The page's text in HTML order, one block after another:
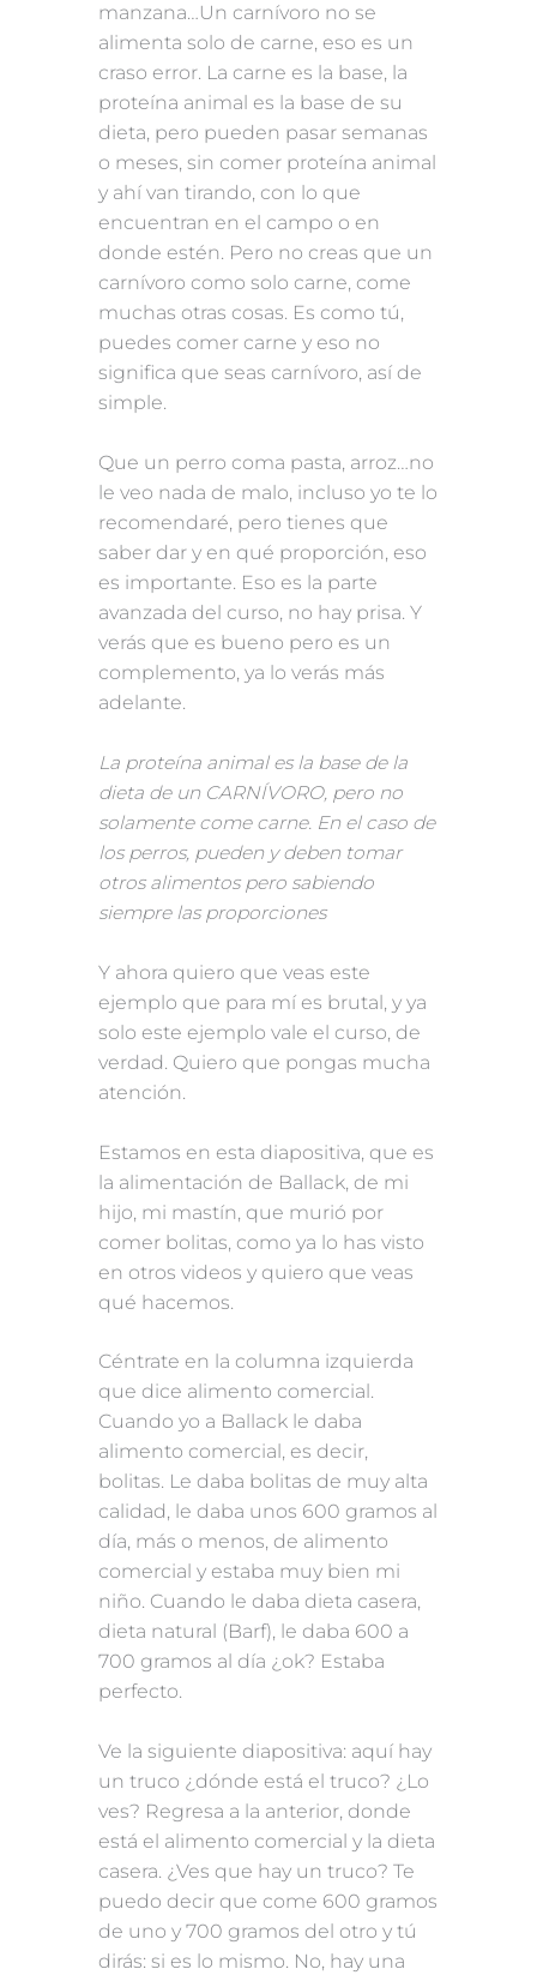
manzana…Un carnívoro no se
alimenta solo de carne, eso es un
craso error. La carne es la base, la
proteína animal es la base de su
dieta, pero pueden pasar semanas
o meses, sin comer proteína animal
y ahí van tirando, con lo que
encuentran en el campo o en
donde estén. Pero no creas que un
carnívoro como solo carne, come
muchas otras cosas. Es como tú,
puedes comer carne y eso no
significa que seas carnívoro, así de
simple.
Que un perro coma pasta, arroz…no
le veo nada de malo, incluso yo te lo
recomendaré, pero tienes que
saber dar y en qué proporción, eso
es importante. Eso es la parte
avanzada del curso, no hay prisa. Y
verás que es bueno pero es un
complemento, ya lo verás más
adelante.
La proteína animal es la base de la
dieta de un CARNÍVORO, pero no
solamente come carne. En el caso de
los perros, pueden y deben tomar
otros alimentos pero sabiendo
siempre las proporciones
Y ahora quiero que veas este
ejemplo que para mí es brutal, y ya
solo este ejemplo vale el curso, de
verdad. Quiero que pongas mucha
atención.
Estamos en esta diapositiva, que es
la alimentación de Ballack, de mi
hijo, mi mastín, que murió por
comer bolitas, como ya lo has visto
en otros videos y quiero que veas
qué hacemos.
Céntrate en la columna izquierda
que dice alimento comercial.
Cuando yo a Ballack le daba
alimento comercial, es decir,
bolitas. Le daba bolitas de muy alta
calidad, le daba unos 600 gramos al
día, más o menos, de alimento
comercial y estaba muy bien mi
niño. Cuando le daba dieta casera,
dieta natural (Barf), le daba 600 a
700 gramos al día ¿ok? Estaba
perfecto.
Ve la siguiente diapositiva: aquí hay
un truco ¿dónde está el truco? ¿Lo
ves? Regresa a la anterior, donde
está el alimento comercial y la dieta
casera. ¿Ves que hay un truco? Te
puedo decir que come 600 gramos
de uno y 700 gramos del otro y tú
dirás: si es lo mismo. No, hay una